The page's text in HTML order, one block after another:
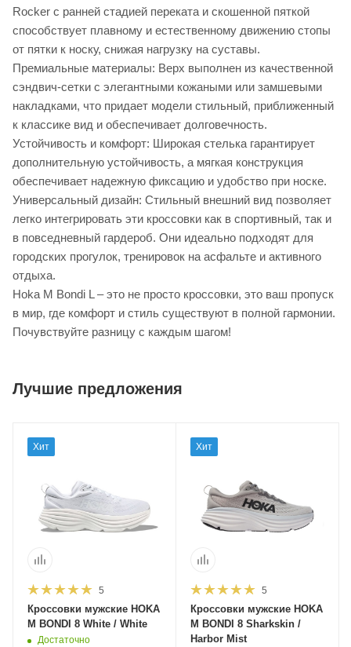
Rocker с ранней стадией переката и скошенной пяткой
способствует плавному и естественному движению стопы
от пятки к носку, снижая нагрузку на суставы.
Премиальные материалы: Верх выполнен из качественной
сэндвич-сетки с элегантными кожаными или замшевыми
накладками, что придает модели стильный, приближенный
к классике вид и обеспечивает долговечность.
Устойчивость и комфорт: Широкая стелька гарантирует
дополнительную устойчивость, а мягкая конструкция
обеспечивает надежную фиксацию и удобство при носке.
Универсальный дизайн: Стильный внешний вид позволяет
легко интегрировать эти кроссовки как в спортивный, так и
в повседневный гардероб. Они идеально подходят для
городских прогулок, тренировок на асфальте и активного
отдыха.
Hoka M Bondi L – это не просто кроссовки, это ваш пропуск
в мир, где комфорт и стиль существуют в полной гармонии.
Почувствуйте разницу с каждым шагом!
Лучшие предложения
Хит
5
Кроссовки мужские HOKA
M BONDI 8 White / White
Достаточно
Хит
5
Кроссовки мужские HOKA
M BONDI 8 Sharkskin /
Harbor Mist